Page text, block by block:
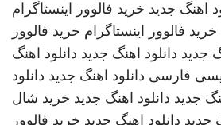
اهنگ جدید خرید فالوور اینستاگرام
خرید فالوور اینستاگرام خرید فالوور
جدید دانلود اهنگ جدید دانلود اهنگ
فارسی دانلود اهنگ جدید دانلود
جدید دانلود اهنگ جدید خرید شال
جدید دانلود اهنگ جدید خرید فالوور